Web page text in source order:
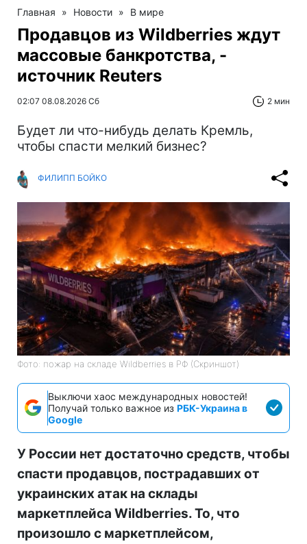
Главная » Новости » В мире
Продавцов из Wildberries ждут
массовые банкротства, -
источник Reuters
02:07 08.08.2026 Сб 2 мин
Будет ли что-нибудь делать Кремль,
чтобы спасти мелкий бизнес?
ФИЛИПП БОЙКО
Фото: пожар на складе Wildberries в РФ (Скриншот)
Выключи хаос международных новостей!
Получай только важное из РБК-Украина в
Google
У России нет достаточно средств, чтобы
спасти продавцов, пострадавших от
украинских атак на склады
маркетплейса Wildberries. То, что
произошло с маркетплейсом,